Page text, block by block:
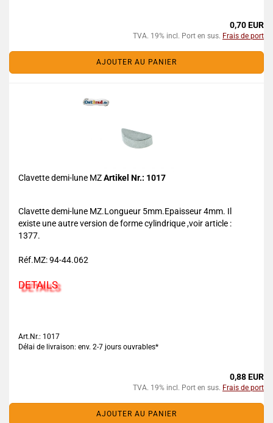
0,70 EUR
TVA. 19% incl. Port en sus. Frais de port
AJOUTER AU PANIER
Clavette demi-lune MZArtikel Nr.: 1017
Clavette demi-lune MZ.Longueur 5mm.Epaisseur 4mm. Il
existe une autre version de forme cylindrique ,voir article :
1377.
Réf.MZ: 94-44.062
DETAILS
Art.Nr.: 1017
Délai de livraison: env. 2-7 jours ouvrables*
0,88 EUR
TVA. 19% incl. Port en sus. Frais de port
AJOUTER AU PANIER